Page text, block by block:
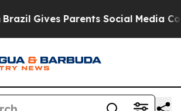
Parents Social Media Controls for